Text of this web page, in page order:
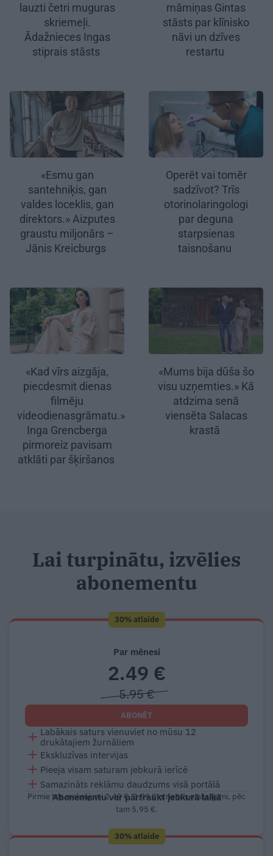
lauzti četri muguras
skriemeļi.
Ādažnieces Ingas
stiprais stāsts
māmiņas Gintas
stāsts par klīnisko
nāvi un dzīves
restartu
«Esmu gan
santehniķis, gan
valdes loceklis, gan
direktors.» Aizputes
graustu miljonārs –
Jānis Kreicburgs
Operēt vai tomēr
sadzīvot? Trīs
otorinolaringologi
par deguna
starpsienas
taisnošanu
«Kad vīrs aizgāja,
piecdesmit dienas
filmēju
videodienasgrāmatu.»
Inga Grencberga
pirmoreiz pavisam
atklāti par šķiršanos
«Mums bija dūša šo
visu uzņemties.» Kā
atdzima senā
viensēta Salacas
krastā
Lai turpinātu, izvēlies
abonementu
30% atlaide
Par mēnesi
2.49 €
5.95 €
ABONĒT
Labākais saturs vienuviet no mūsu 12
drukātajiem žurnāliem
Ekskluzīvas intervijas
Pieeja visam saturam jebkurā ierīcē
Samazināts reklāmu daudzums visā portālā
Abonementu var pārtraukt jebkurā laikā
Pirmie trīs maksājumi 2.49 €, 3.99 € otrie trīs maksājumi, pēc
tam 5.95 €.
30% atlaide